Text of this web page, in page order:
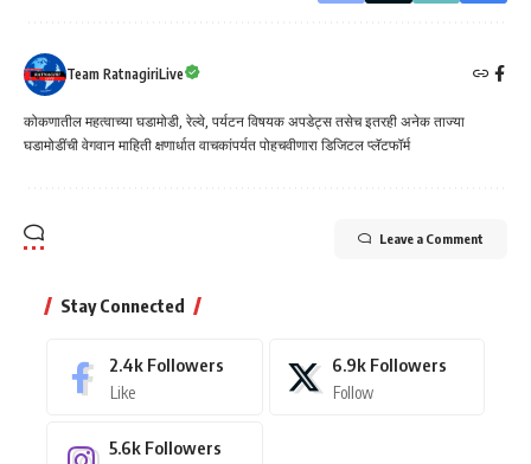
Team RatnagiriLive
कोकणातील महत्वाच्या घडामोडी, रेल्वे, पर्यटन विषयक अपडेट्स तसेच इतरही अनेक ताज्या
घडामोडींची वेगवान माहिती क्षणार्धात वाचकांपर्यत पोहचवीणारा डिजिटल प्लॅटफॉर्म
Leave a Comment
Stay Connected
2.4k Followers
Like
6.9k Followers
Follow
5.6k Followers